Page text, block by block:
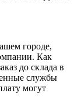
городе,
Как
до склада в
службы
могут